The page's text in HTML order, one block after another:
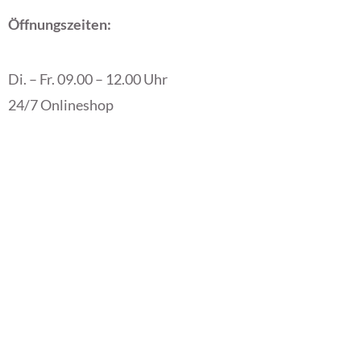
Öffnungszeiten:
Di. – Fr. 09.00 – 12.00 Uhr
24/7 Onlineshop